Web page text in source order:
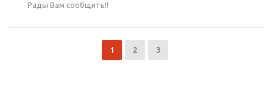
Рады Вам сообщить!!
1 2 3